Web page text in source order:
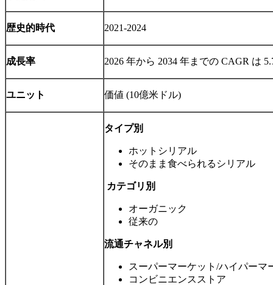
歴史的時代 2021-2024
成長率 2026 年から 2034 年までの CAGR は
ユニット 価値 (10億米ドル)
タイプ別
ホットシリアル
そのまま食べられるシリアル
カテゴリ別
オーガニック
従来の
流通チャネル別
スーパーマーケット/ハイパーマ
コンビニエンスストア